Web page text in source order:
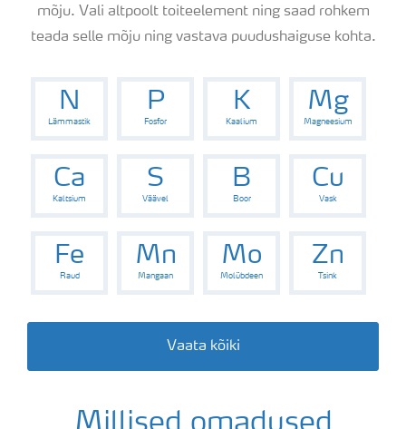
mõju. Vali altpoolt toiteelement ning saad rohkem
teada selle mõju ning vastava puudushaiguse kohta.
N
Lämmastik
P
Fosfor
K
Kaalium
Mg
Magneesium
Ca
Kaltsium
S
Väävel
B
Boor
Cu
Vask
Fe
Raud
Mn
Mangaan
Mo
Molübdeen
Zn
Tsink
Vaata kõiki